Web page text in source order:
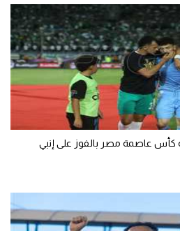
كأس عاصمة مصر بالفوز على إنبي